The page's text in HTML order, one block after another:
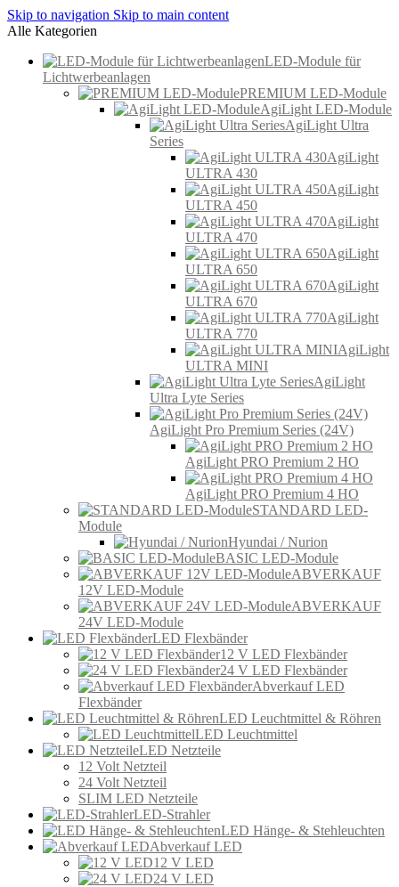
Skip to navigation Skip to main content
Alle Kategorien
LED-Module für
Lichtwerbeanlagen
PREMIUM LED-Module
AgiLight LED-Module
AgiLight Ultra
Series
AgiLight
ULTRA 430
AgiLight
ULTRA 450
AgiLight
ULTRA 470
AgiLight
ULTRA 650
AgiLight
ULTRA 670
AgiLight
ULTRA 770
AgiLight
ULTRA MINI
AgiLight
Ultra Lyte Series
AgiLight Pro Premium Series (24V)
AgiLight PRO Premium 2 HO
AgiLight PRO Premium 4 HO
STANDARD LED-
Module
Hyundai / Nurion
BASIC LED-Module
ABVERKAUF
12V LED-Module
ABVERKAUF
24V LED-Module
LED Flexbänder
12 V LED Flexbänder
24 V LED Flexbänder
Abverkauf LED
Flexbänder
LED Leuchtmittel & Röhren
LED Leuchtmittel
LED Netzteile
12 Volt Netzteil
24 Volt Netzteil
SLIM LED Netzteile
LED-Strahler
LED Hänge- & Stehleuchten
Abverkauf LED
12 V LED
24 V LED